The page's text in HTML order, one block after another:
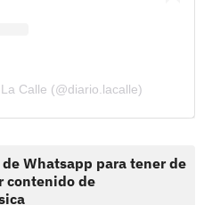
Calle (@diario.lacalle)
Whatsapp para tener de
contenido de